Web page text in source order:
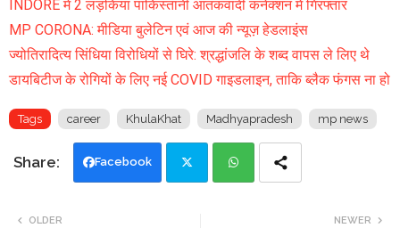
INDORE में 2 लड़कियां पाकिस्तानी आतंकवादी कनेक्शन में गिरफ्तार
MP CORONA: मीडिया बुलेटिन एवं आज की न्यूज़ हेडलाइंस
ज्योतिरादित्य सिंधिया विरोधियों से घिरे: श्रद्धांजलि के शब्द वापस ले लिए थे
डायबिटीज के रोगियों के लिए नई COVID गाइडलाइन, ताकि ब्लैक फंगस ना हो
Tags career KhulaKhat Madhyapradesh mp news
Facebook
NEWER
OLDER